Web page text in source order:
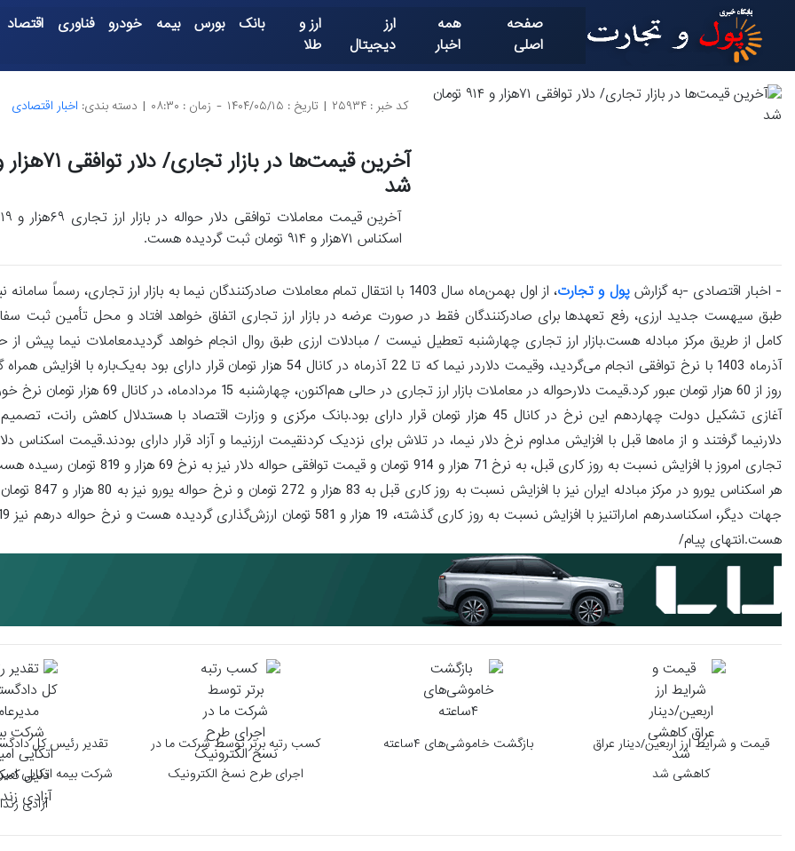
صفحه
اصلی
همه
اخبار
ارز
دیجیتال
ارز و
طلا
بانک بورس بیمه خودرو فناوری اقتصاد
کد خبر : ۲۵۹۳۴ | تاریخ : ۱۴۰۴/۰۵/۱۵ - زمان : ۰۸:۳۰ | دسته بندی: اخبار اقتصادی
شد
اسکناس ۷۱هزار و ۹۱۴ تومان ثبت گردیده هست.
- اخبار اقتصادی -به گزارشپول و تجارت
، از اول بهمن‌ماه سال 1403 با انتقال تمام معاملات صادرکنندگان نیما به بازار ارز تجاری، رسماً
طبق سیهست جدید ارزی، رفع تعهدها برای صادرکنندگان فقط در صورت عرضه در بازار ارز تجاری اتفاق خواهد افتاد و محل تأمین ثبت
آذرماه 1403 با نرخ توافقی انجام می‌گردید، وقیمت دلاردر نیما که تا 22 آذرماه در کانال 54 هزار تومان قرار دارای بود
روز از 60 هزار تومان عبور کرد.قیمت دلارحواله در معاملات بازار ارز تجاری در
آغازی تشکیل دولت چهاردهم این نرخ در کانال 45 هزار تومان قرار دارای بود.بانک مرکزی و وزارت اقتصاد با هستدلال کاهش
دلارنیما گرفتند و از ماه‌ها قبل با افزایش مداوم نرخ دلار نیما، در تلاش برای نزدیک کردنقیمت ارزنیما و آزاد قرار دارای بودند.قیمت اسکناس
تجاری امروز با افزایش نسبت به روز کاری قبل، به نرخ 71 هزار و 914 تومان و
هر اسکناس یورو در مرکز مبادله
هست.انتهای پیام/
قیمت و شرایط ارز اربعین/دینار عراق
کاهشی شد
بازگشت خاموشی‌های ۴ساعته
کسب رتبه برتر توسط شرکت ما در
اجرای طرح نسخ الکترونیک
تقدیر رئیس کل
شرکت بیمه اتکایی
آزادی